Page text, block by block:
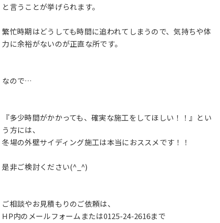
と言うことが挙げられます。
繁忙時期はどうしても時間に追われてしまうので、気持ちや体
力に余裕がないのが正直な所です。
なので…
『多少時間がかかっても、確実な施工をしてほしい！！』とい
う方には、
冬場の外壁サイディング施工は本当におススメです！！
是非ご検討ください(^_^)
ご相談やお見積もりのご依頼は、
HP内のメールフォームまたは0125-24-2616まで